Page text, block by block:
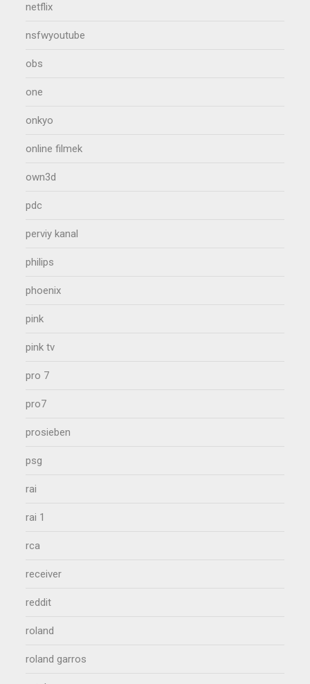
netflix
nsfwyoutube
obs
one
onkyo
online filmek
own3d
pdc
perviy kanal
philips
phoenix
pink
pink tv
pro 7
pro7
prosieben
psg
rai
rai 1
rca
receiver
reddit
roland
roland garros